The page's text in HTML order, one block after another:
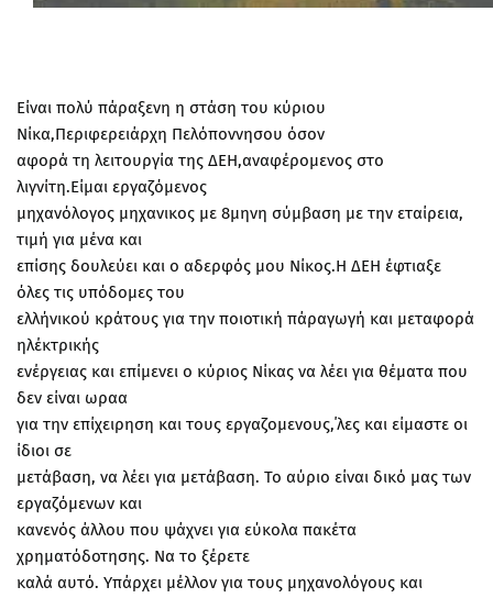
Είναι πολύ πάραξενη η στάση του κύριου
Νίκα,Περιφερειάρχη Πελόποννησου όσον
αφορά τη λειτουργία της ΔΕΗ,αναφέρομενος στο
λιγνίτη.Είμαι εργαζόμενος
μηχανόλογος μηχανικος με 8μηνη σύμβαση με την εταίρεια,
τιμή για μένα και
επίσης δουλεύει και ο αδερφός μου Νίκος.Η ΔΕΗ έφτιαξε
όλες τις υπόδομες του
ελλήνικού κράτους για την ποιοτική πάραγωγή και μεταφορά
ηλέκτρικής
ενέργειας και επίμενει ο κύριος Νίκας να λέει για θέματα που
δεν είναι ωραα
για την επίχειρηση και τους εργαζομενους,΄λες και είμαστε οι
ίδιοι σε
μετάβαση, να λέει για μετάβαση. Το αύριο είναι δικό μας των
εργαζόμενων και
κανενός άλλου που ψάχνει για εύκολα πακέτα
χρηματόδοτησης. Να το ξέρετε
καλά αυτό. Υπάρχει μέλλον για τους μηχανολόγους και